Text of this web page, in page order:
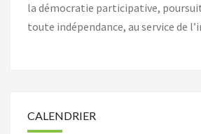
la démocratie participative,
toute indépendance, au service de
CALENDRIER